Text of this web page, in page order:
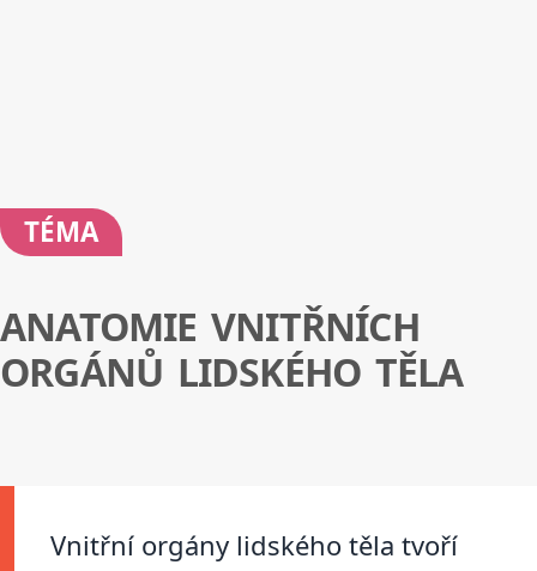
TÉMA
ANATOMIE VNITŘNÍCH
ORGÁNŮ LIDSKÉHO TĚLA
Vnitřní orgány lidského těla tvoří